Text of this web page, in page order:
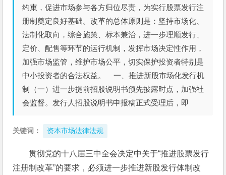
约束，促进市场参与各方归位尽责，为实行股票发行注
册制奠定良好基础。改革的总体原则是：坚持市场化、
法制化取向，综合施策、标本兼治，进一步理顺发行、
定价、配售等环节的运行机制，发挥市场决定性作用，
加强市场监管，维护市场公平，切实保护投资者特别是
中小投资者的合法权益。 一、推进新股市场化发行机
制（一）进一步提前招股说明书预先披露时点，加强社
会监督。发行人招股说明书申报稿正式受理后，即
关键词： 资本市场法律法规
贯彻党的十八届三中全会决定中关于“推进股票发行
注册制改革”的要求，必须进一步推进新股发行体制改